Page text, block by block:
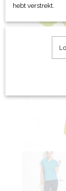
hebt verstrekt.